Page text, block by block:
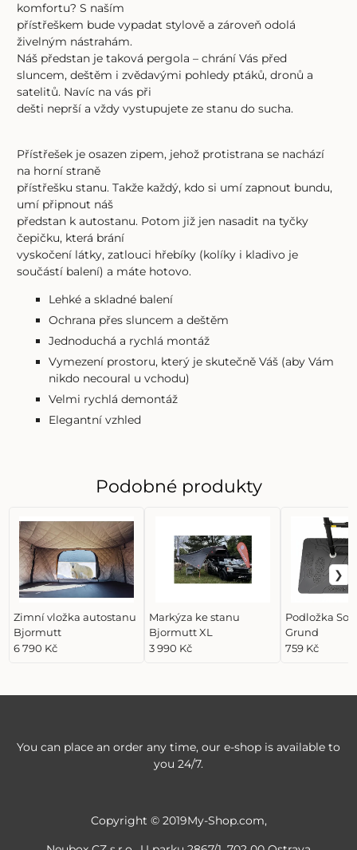
komfortu? S naším
přístřeškem bude vypadat stylově a zároveň odolá
živelným nástrahám.
Náš předstan je taková pergola – chrání Vás před
sluncem, deštěm i zvědavými pohledy ptáků, dronů a
satelitů. Navíc na vás při
dešti neprší a vždy vystupujete ze stanu do sucha.
Přístřešek je osazen zipem, jehož protistrana se nachází
na horní straně
přístřešku stanu. Takže každý, kdo si umí zapnout bundu,
umí připnout náš
předstan k autostanu. Potom již jen nasadit na tyčky
čepičku, která brání
vyskočení látky, zatlouci hřebíky (kolíky i kladivo je
součástí balení) a máte hotovo.
Lehké a skladné balení
Ochrana přes sluncem a deštěm
Jednoduchá a rychlá montáž
Vymezení prostoru, který je skutečně Váš (aby Vám
nikdo necoural u vchodu)
Velmi rychlá demontáž
Elegantní vzhled
Podobné produkty
Zimní vložka autostanu
Bjormutt
6 790 Kč
Markýza ke stanu
Bjormutt XL
3 990 Kč
Podložka
Grund
759 Kč
You can place an order any time, our e-shop is available to
you 24/7.
Copyright © 2019My-Shop.com,